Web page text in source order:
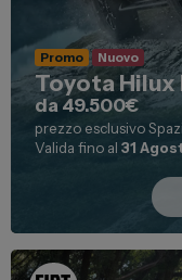
Promo Nuovo
Toyota Hilux
da 49.500€
prezzo esclusivo
Valida fino al31